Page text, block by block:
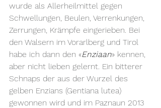
wurde als Allerheilmittel gegen
Schwellungen, Beulen, Verrenkungen,
Zerrungen, Krämpfe eingerieben. Bei
den Walsern im Vorarlberg und Tirol
habe ich dann den «Enziaan» kennen,
aber nicht lieben gelernt. Ein bitterer
Schnaps der aus der Wurzel des
gelben Enzians (Gentiana lutea)
gewonnen wird und im Paznaun 2013